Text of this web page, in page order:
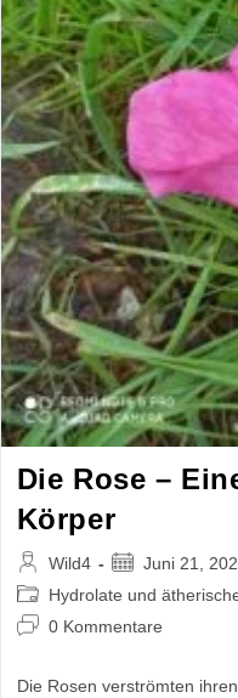
Die Rose –
Körper
Beitrags-
Autor:
Wild4
Beitrag
veröffentlicht:
Juni 21,
Beitrags-
Kategorie:
Hydrolate und
Beitrags-0 Kommentare
Die Rosen verströmten